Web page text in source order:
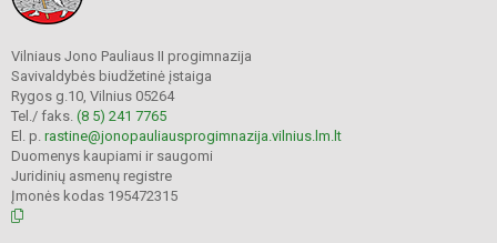
Vilniaus Jono Pauliaus II progimnazija
Savivaldybės biudžetinė įstaiga
Rygos g.10, Vilnius 05264
Tel./ faks. (8 5) 241 7765
El. p. rastine@jonopauliausprogimnazija.vilnius.lm.lt
Duomenys kaupiami ir saugomi
Juridinių asmenų registre
Įmonės kodas 195472315